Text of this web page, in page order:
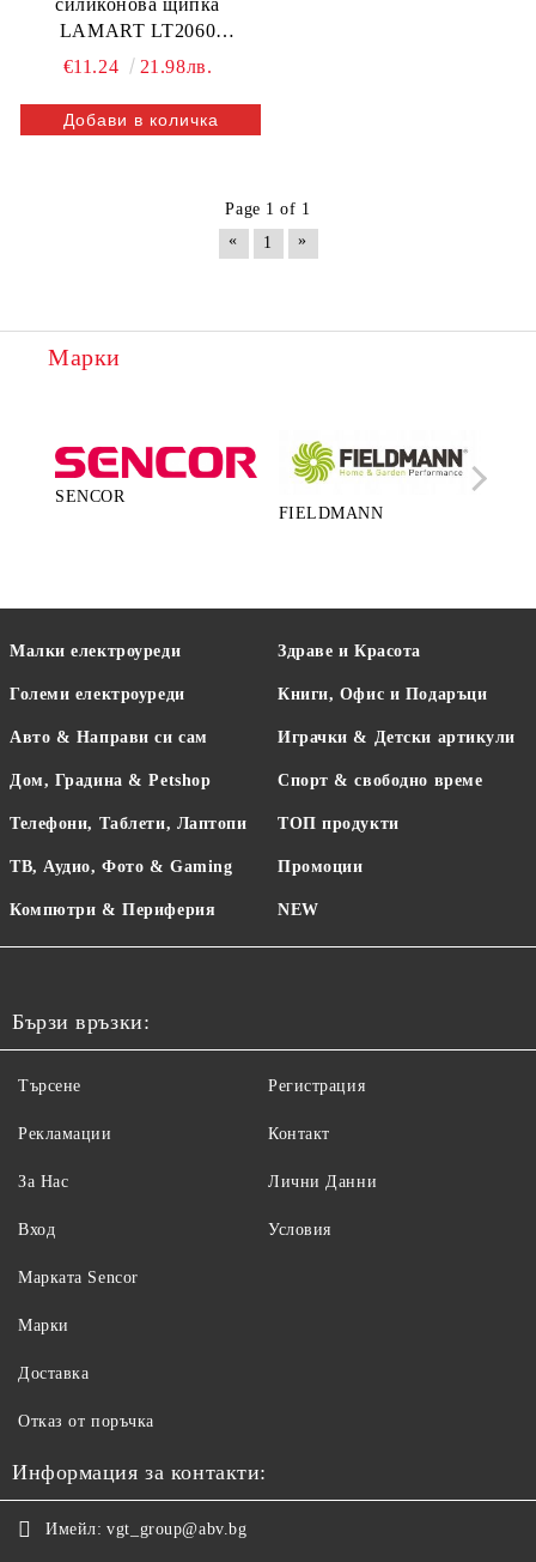
LAMART LT2060
BAMBOO, 30 х 22 см.
€11.24 21.98лв.
Page 1 of 1
«
1 »
Марки
SENCOR
FIELDMANN
Малки електроуреди
Големи електроуреди
Авто & Направи си сам
Дом, Градина & Petshop
Телефони, Таблети, Лаптопи
ТВ, Аудио, Фото & Gaming
Компютри & Периферия
Здраве и Красота
Книги, Офис и Подаръци
Играчки & Детски артикули
Спорт & свободно време
ТОП продукти
Промоции
NEW
Бързи връзки:
Търсене
Рекламации
За Нас
Вход
Регистрация
Контакт
Лични Данни
Условия
Maрката Sencor
Марки
Доставка
Отказ от поръчка
Информация за контакти:
Имейл: vgt_group@abv.bg